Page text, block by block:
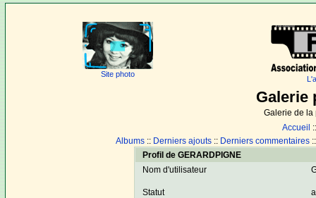
Site photo
Galerie
Galerie de la
Accueil
Albums :: Derniers ajouts :: Derniers commentaires
Profil de GERARDPIGNE
Nom d'utilisateur
Statut